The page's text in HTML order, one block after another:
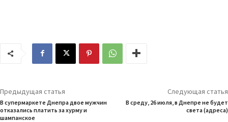
Предыдущая статья
В супермаркете Днепра двое мужчин
отказались платить за хурму и
шампанское
Следующая статья
В среду, 26 июля, в Днепре не будет
света (адреса)